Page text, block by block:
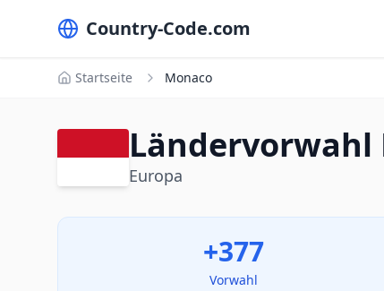
Country-Code.com
Startseite Monaco
Ländervorwahl
Europa
+377
Vorwahl